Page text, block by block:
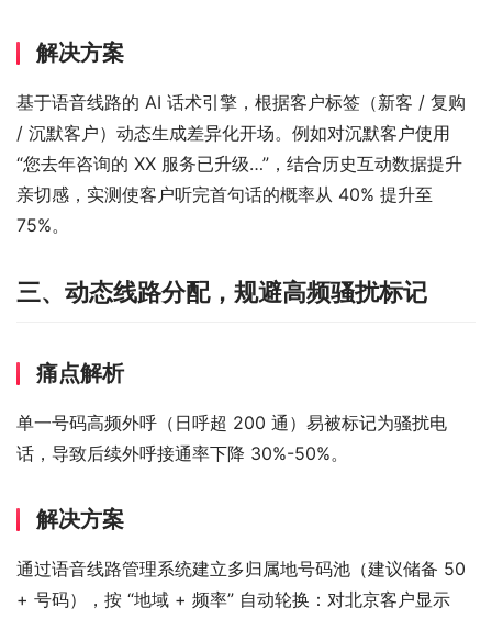
解决方案
基于语音线路的 AI 话术引擎，根据客户标签（新客 / 复购
/ 沉默客户）动态生成差异化开场。例如对沉默客户使用
“您去年咨询的 XX 服务已升级…”，结合历史互动数据提升
亲切感，实测使客户听完首句话的概率从 40% 提升至
75%。
三、动态线路分配，规避高频骚扰标记
痛点解析
单一号码高频外呼（日呼超 200 通）易被标记为骚扰电
话，导致后续外呼接通率下降 30%-50%。
解决方案
通过语音线路管理系统建立多归属地号码池（建议储备 50
+ 号码），按 “地域 + 频率” 自动轮换：对北京客户显示